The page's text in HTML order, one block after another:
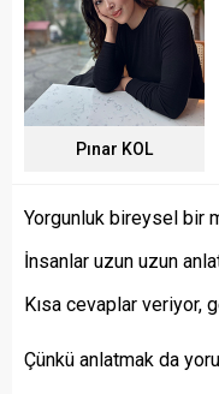
Pınar KOL
Yorgunluk bireysel bir
İnsanlar uzun uzun
Kısa cevaplar veriyor,
Çünkü anlatmak da